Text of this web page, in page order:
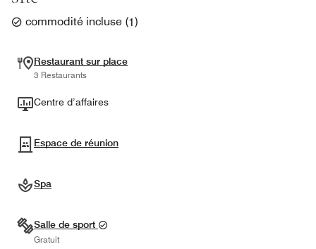
commodité incluse (1)
Restaurant sur place
3 Restaurants
Centre d’affaires
Espace de réunion
Spa
Salle de sport
Gratuit